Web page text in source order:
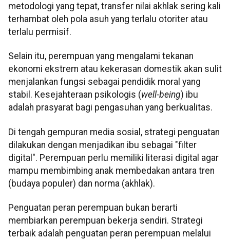
metodologi yang tepat, transfer nilai akhlak sering kali
terhambat oleh pola asuh yang terlalu otoriter atau
terlalu permisif.
Selain itu, perempuan yang mengalami tekanan
ekonomi ekstrem atau kekerasan domestik akan sulit
menjalankan fungsi sebagai pendidik moral yang
stabil. Kesejahteraan psikologis (well-being) ibu
adalah prasyarat bagi pengasuhan yang berkualitas.
Di tengah gempuran media sosial, strategi penguatan
dilakukan dengan menjadikan ibu sebagai "filter
digital". Perempuan perlu memiliki literasi digital agar
mampu membimbing anak membedakan antara tren
(budaya populer) dan norma (akhlak).
Penguatan peran perempuan bukan berarti
membiarkan perempuan bekerja sendiri. Strategi
terbaik adalah penguatan peran perempuan melalui